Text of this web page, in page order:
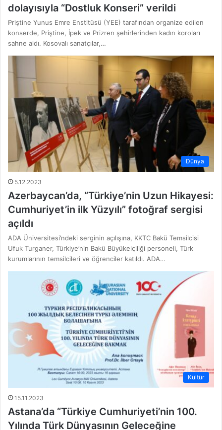
dolayısıyla “Dostluk Konseri” verildi
Priştine Yunus Emre Enstitüsü (YEE) tarafından organize edilen
konserde, Priştine, İpek ve Prizren şehirlerinden kadın koroları
sahne aldı. Kosovalı sanatçılar,…
Dünya
5.12.2023
Azerbaycan’da, “Türkiye’nin Uzun Hikayesi:
Cumhuriyet’in ilk Yüzyılı” fotoğraf sergisi
açıldı
ADA Üniversitesi’ndeki serginin açılışına, KKTC Bakü Temsilcisi
Ufuk Turganer, Türkiye’nin Bakü Büyükelçiliği personeli, Türk
kurumlarının temsilcileri ve öğrenciler katıldı. ADA…
Kültür
15.11.2023
Astana’da “Türkiye Cumhuriyeti’nin 100.
Yılında Türk Dünyasının Geleceğine